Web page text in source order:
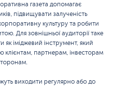
газета допомагає
підвищувати залученість
культуру та робити
Для зовнішньої аудиторії таке
іміджевий інструмент, який
клієнтам, партнерам, інвесторам
виходити регулярно або до